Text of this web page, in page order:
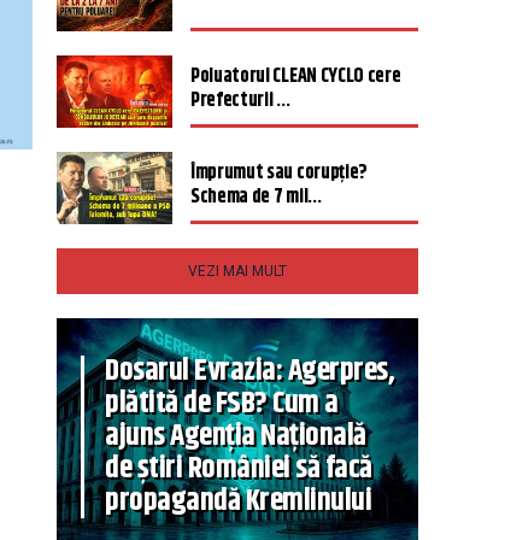
Poluatorul CLEAN CYCLO cere
Prefecturii ...
Împrumut sau corupție?
Schema de 7 mil...
VEZI MAI MULT
Dosarul Evrazia: Agerpres,
plătită de FSB? Cum a
ajuns Agenția Națională
de știri României să facă
propagandă Kremlinului